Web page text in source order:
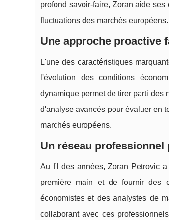
profond savoir-faire, Zoran aide
fluctuations des marchés européens.
Une approche proactive
L'une des caractéristiques
l'évolution des conditions
dynamique permet de tirer parti des
d'analyse avancés pour évaluer en
marchés européens.
Un réseau
Au fil des années, Zoran Petrovic
première main et de fournir des
économistes et des analystes de
collaborant avec ces